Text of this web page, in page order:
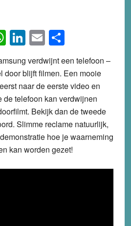
WhatsApp
LinkedIn
EmailShare
verdwijnt een telefoon –
door blijft filmen. Een mooie
naar de eerste video en
de telefoon kan verdwijnen
Bekijk dan de tweede
Slimme reclame natuurlijk,
hoe je waarneming
kan worden gezet!